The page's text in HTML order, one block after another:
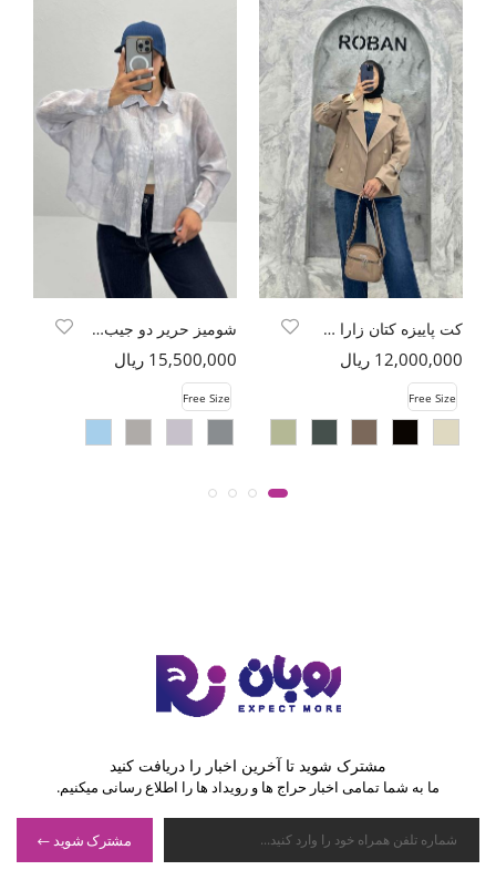
کت پاییزه کتان زارا چهار دکمه آژند
12,000,000 ریال
Free Size
شومیز حریر دو جیب طرح محو
15,500,000 ریال
Free Size
مشترک شوید تا آخرین اخبار را دریافت کنید
ما به شما تمامی اخبار حراج ها و رویداد ها را اطلاع رسانی میکنیم.
مشترک شوید